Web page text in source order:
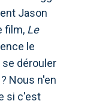
Jason
film, Le
le
se dérouler
Nous n'en
si c'est